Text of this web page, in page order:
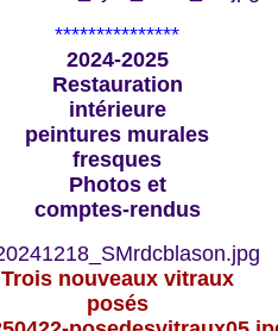
***************
2024-2025
Restauration
intérieure
peintures murales
fresques
Photos et
comptes-rendus
Trois nouveaux vitraux
posés